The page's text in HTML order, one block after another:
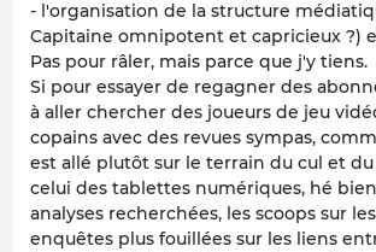
- l'organisation de la structure
Capitaine omnipotent et capricieux ?)
Pas pour râler, mais parce que j'y tiens.
Si pour essayer de regagner des
à aller chercher des joueurs de jeu
copains avec des revues sympas,
est allé plutôt sur le terrain du cul et
celui des tablettes numériques, hé
analyses recherchées, les scoops sur
enquêtes plus fouillées sur les liens